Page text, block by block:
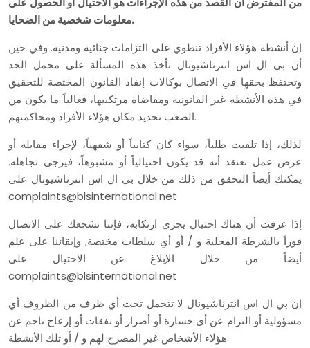
معلومات شخصية من الضحايا.
إن أنشطة هؤلاء الأفراد تنطوي على التزامات جنائية ومدنية. وفي حين
أن بي ال اس انترناشيونال تأخذ هذه المسألة على محمل الجد
وتحتفظ بحقها في الاتصال بوكالات إنفاذ القانون المختصة للتحقيق
في هذه الأنشطة غير القانونية ومقاضاة مرتكبيها، فغالباً ما يكون من
الصعب تحديد مكان هؤلاء الأفراد ومحاكمتهم.
لذلك، إذا تلقيت طلباً، سواء كان كتابياً أو شفهياً، لإجراء مقابلة أو
عرض عمل تعتقد أنه قد يكون احتيالياً أو مشبوهاً، فيرجى تجاهله.
يمكنك أيضاً التحقق من ذلك من خلال بي ال اس انترناشيونال على
complaints@blsinternational.net
إذا عرفت أن هناك احتيال يجري ارتكابه، فإننا نشجعك على الاتصال
فوراً بالشرطة المحلية و / أو أي سلطات مختصة, وإبقائنا على علم
أيضاً من خلال الإبلاغ عن الاحتيال على
complaints@blsinternational.net
إن بي ال اس انترناشيونال لا تتحمل تحت أي ظرف من الظروف أي
مسؤولية أو التزام عن أي خسارة أو أضرار أو نفقات أو إزعاج ناجم عن
هؤلاء الأشخاص غير المصرح لهم و / أو تلك الأنشطة.